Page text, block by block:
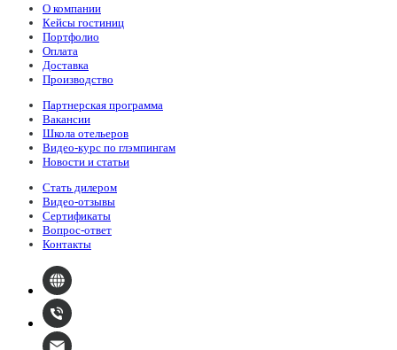
О компании
Кейсы гостиниц
Портфолио
Оплата
Доставка
Производство
Партнерская программа
Вакансии
Школа отельеров
Видео-курс по глэмпингам
Новости и статьи
Стать дилером
Видео-отзывы
Сертификаты
Вопрос-ответ
Контакты